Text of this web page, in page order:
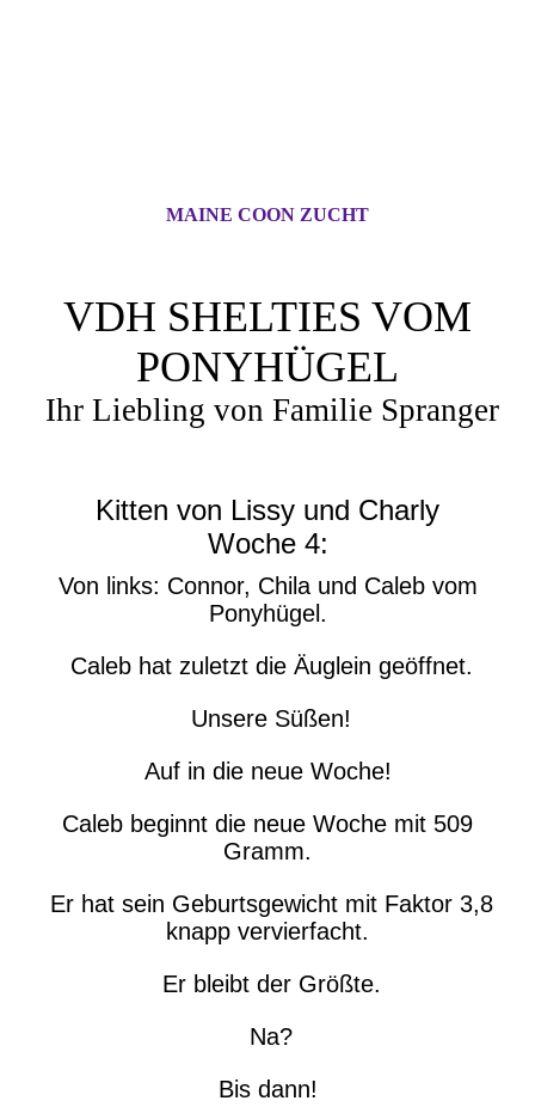
MAINE COON ZUCHT
VDH SHELTIES VOM
PONYHÜGEL
Ihr Liebling von Familie Spranger
Kitten von Lissy und Charly
Woche 4:
Von links: Connor, Chila und Caleb vom
Ponyhügel.
Caleb hat zuletzt die Äuglein geöffnet.
Unsere Süßen!
Auf in die neue Woche!
Caleb beginnt die neue Woche mit 509
Gramm.
Er hat sein Geburtsgewicht mit Faktor 3,8
knapp vervierfacht.
Er bleibt der Größte.
Na?
Bis dann!